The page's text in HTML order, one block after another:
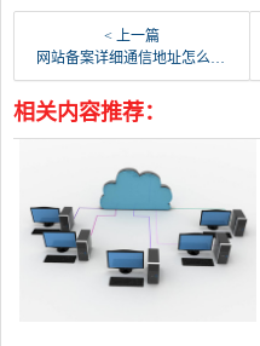
< 上一篇
网站备案详细通信地址怎么查？
相关内容推荐：